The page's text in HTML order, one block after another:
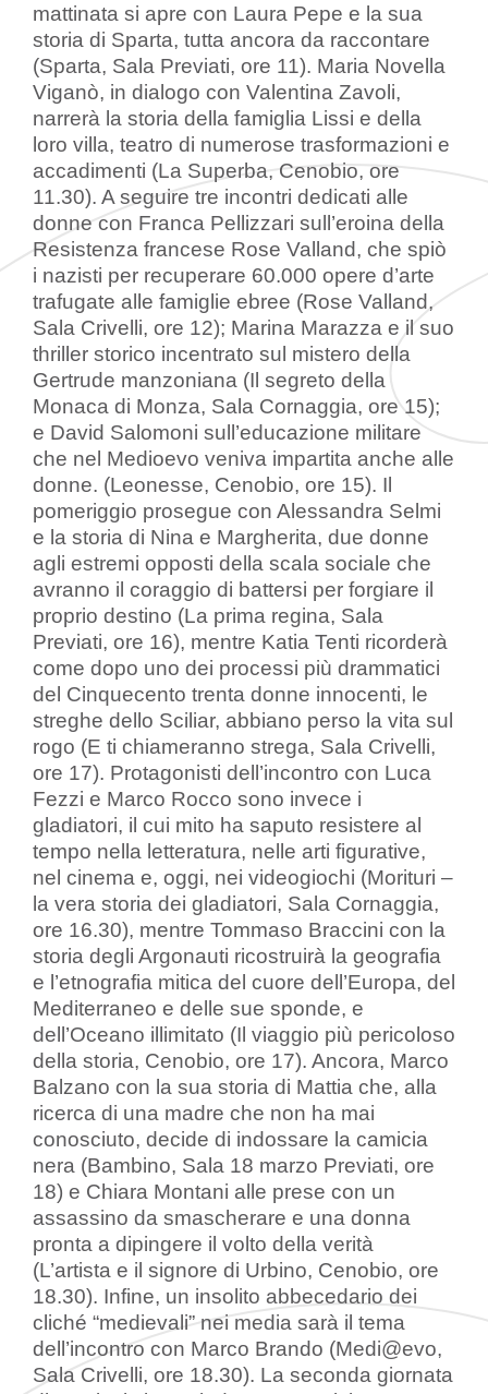
mattinata si apre con Laura Pepe e la sua
storia di Sparta, tutta ancora da raccontare
(Sparta, Sala Previati, ore 11). Maria Novella
Viganò, in dialogo con Valentina Zavoli,
narrerà la storia della famiglia Lissi e della
loro villa, teatro di numerose trasformazioni e
accadimenti (La Superba, Cenobio, ore
11.30). A seguire tre incontri dedicati alle
donne con Franca Pellizzari sull’eroina della
Resistenza francese Rose Valland, che spiò
i nazisti per recuperare 60.000 opere d’arte
trafugate alle famiglie ebree (Rose Valland,
Sala Crivelli, ore 12); Marina Marazza e il suo
thriller storico incentrato sul mistero della
Gertrude manzoniana (Il segreto della
Monaca di Monza, Sala Cornaggia, ore 15);
e David Salomoni sull’educazione militare
che nel Medioevo veniva impartita anche alle
donne. (Leonesse, Cenobio, ore 15). Il
pomeriggio prosegue con Alessandra Selmi
e la storia di Nina e Margherita, due donne
agli estremi opposti della scala sociale che
avranno il coraggio di battersi per forgiare il
proprio destino (La prima regina, Sala
Previati, ore 16), mentre Katia Tenti ricorderà
come dopo uno dei processi più drammatici
del Cinquecento trenta donne innocenti, le
streghe dello Sciliar, abbiano perso la vita sul
rogo (E ti chiameranno strega, Sala Crivelli,
ore 17). Protagonisti dell’incontro con Luca
Fezzi e Marco Rocco sono invece i
gladiatori, il cui mito ha saputo resistere al
tempo nella letteratura, nelle arti figurative,
nel cinema e, oggi, nei videogiochi (Morituri –
la vera storia dei gladiatori, Sala Cornaggia,
ore 16.30), mentre Tommaso Braccini con la
storia degli Argonauti ricostruirà la geografia
e l’etnografia mitica del cuore dell’Europa, del
Mediterraneo e delle sue sponde, e
dell’Oceano illimitato (Il viaggio più pericoloso
della storia, Cenobio, ore 17). Ancora, Marco
Balzano con la sua storia di Mattia che, alla
ricerca di una madre che non ha mai
conosciuto, decide di indossare la camicia
nera (Bambino, Sala 18 marzo Previati, ore
18) e Chiara Montani alle prese con un
assassino da smascherare e una donna
pronta a dipingere il volto della verità
(L’artista e il signore di Urbino, Cenobio, ore
18.30). Infine, un insolito abbecedario dei
cliché “medievali” nei media sarà il tema
dell’incontro con Marco Brando (Medi@evo,
Sala Crivelli, ore 18.30). La seconda giornata